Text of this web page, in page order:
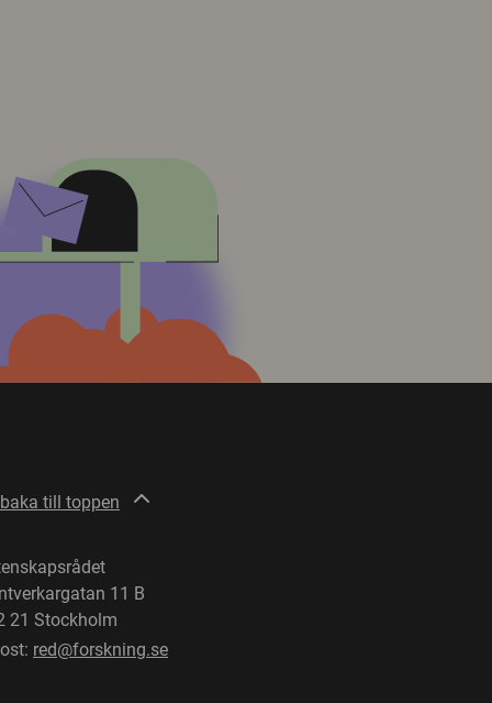
till toppen
11 B
21 Stockholm
red@forskning.se